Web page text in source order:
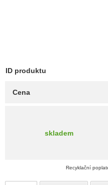
ID produktu
Cena
skladem
Recyklační